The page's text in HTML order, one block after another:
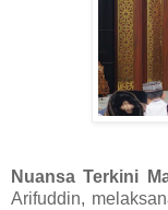
Nuansa Terkini
Arifuddin,